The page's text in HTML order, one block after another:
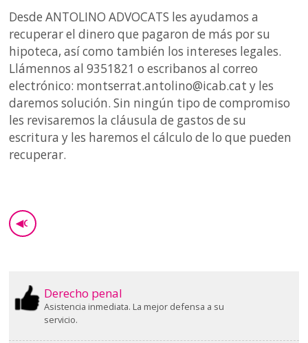
Desde ANTOLINO ADVOCATS les ayudamos a
recuperar el dinero que pagaron de más por su
hipoteca, así como también los intereses legales.
Llámennos al 9351821 o escribanos al correo
electrónico: montserrat.antolino@icab.cat y les
daremos solución. Sin ningún tipo de compromiso
les revisaremos la cláusula de gastos de su
escritura y les haremos el cálculo de lo que pueden
recuperar.
◀GO BACK
Derecho penal
Asistencia inmediata. La mejor defensa a su
servicio.